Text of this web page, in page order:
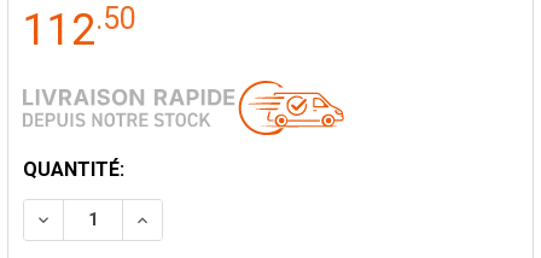
112.50
STOCK
ACTUEL:
QUANTITÉ:
DIMINUER LA QUANTITÉ DE CHAPEAU ANTI-VENT 100
AUGMENTER LA QUANTITÉ DE CHAPEAU